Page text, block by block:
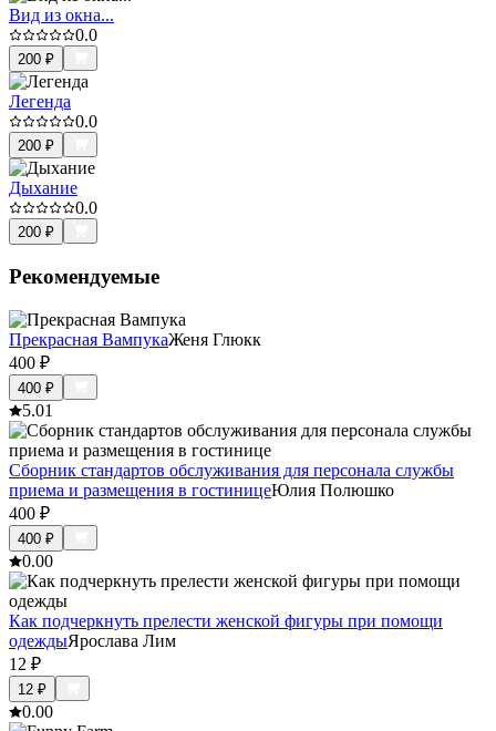
Вид из окна...
0.0
200 ₽
Легенда
0.0
200 ₽
Дыхание
0.0
200 ₽
Рекомендуемые
Прекрасная ВампукаЖеня Глюкк
400 ₽
400 ₽
5.01
Сборник стандартов обслуживания для персонала службы
приема и размещения в гостиницеЮлия Полюшко
400 ₽
400 ₽
0.00
Как подчеркнуть прелести женской фигуры при помощи
одеждыЯрослава Лим
12 ₽
12 ₽
0.00